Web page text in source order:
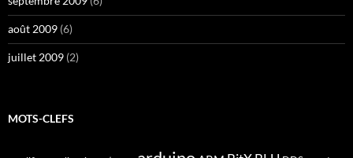
août 2009 (6)
juillet 2009 (2)
MOTS-CLEFS